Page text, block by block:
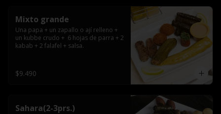
Mixto grande
Una papa + un zapallo o ají relleno +
un kubbe crudo +  6 hojas de parra + 2
kabab + 2 falafel + salsa.
$9.490
Sahara(2-3prs.)